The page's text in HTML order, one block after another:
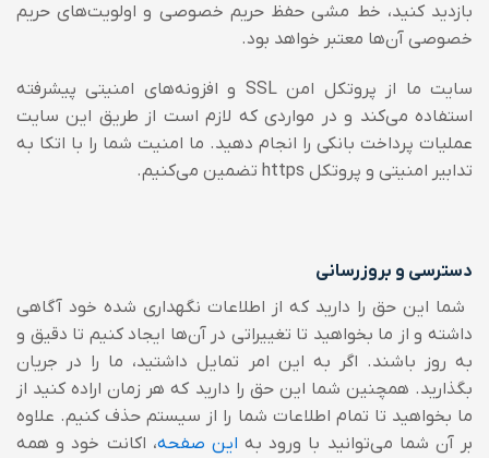
بازدید کنید، خط مشی حفظ حریم خصوصی و اولویت‌های حریم
خصوصی آن‌ها معتبر خواهد بود.
سایت ما از پروتکل امن SSL و افزونه‌های امنیتی پیشرفته
استفاده می‌کند و در مواردی که لازم است از طریق این سایت
عملیات پرداخت بانکی را انجام دهید. ما امنیت شما را با اتکا به
تدابیر امنیتی و پروتکل https تضمین می‌کنیم.
دسترسی و بروزرسانی
شما این حق را دارید که از اطلاعات نگهداری شده خود آگاهی
داشته و از ما بخواهید تا تغییراتی در آن‌ها ایجاد کنیم تا دقیق و
به روز باشند. اگر به این امر تمایل داشتید، ما را در جریان
بگذارید. همچنین شما این حق را دارید که هر زمان اراده کنید از
ما بخواهید تا تمام اطلاعات شما را از سیستم حذف کنیم. علاوه
بر آن شما می‌توانید با ورود به این صفحه، اکانت خود و همه